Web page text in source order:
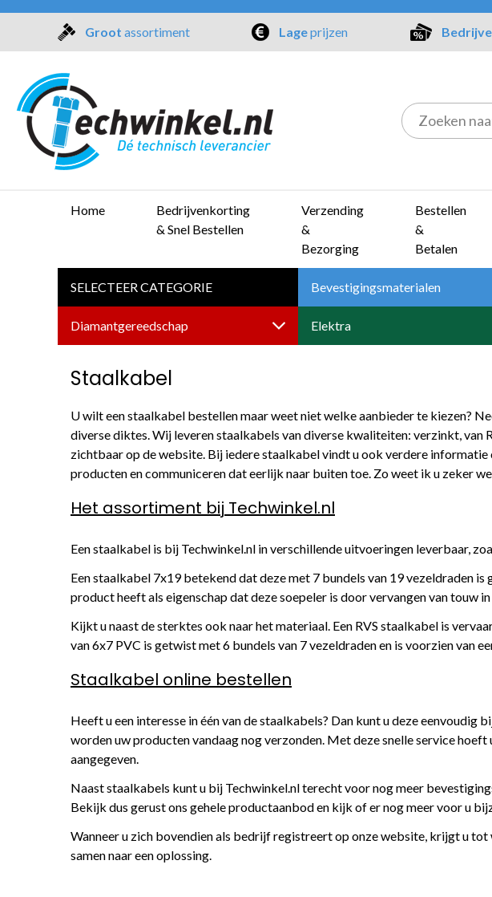
Groot assortiment Lageprijzen
Home
Bedrijvenkorting
& Snel Bestellen
Verzending
&
Bezorging
Bestellen
&
Betalen
SELECTEER CATEGORIE Bevestigingsmaterialen
Diamantgereedschap Elektra
Staalkabel
U wilt een staalkabel bestellen maar weet niet welke aanbieder te kiezen?
diverse diktes. Wij leveren staalkabels van diverse kwaliteiten: verzinkt, van
zichtbaar op de website. Bij iedere staalkabel vindt u ook verdere
producten en communiceren dat eerlijk naar buiten toe. Zo weet ik u zeker
Het assortiment bij Techwinkel.nl
Een staalkabel is bij Techwinkel.nl in verschillende uitvoeringen leverbaar,
Een staalkabel 7x19 betekend dat deze met 7 bundels van 19 vezeldraden
product heeft als eigenschap dat deze soepeler is door vervangen van touw
Kijkt u naast de sterktes ook naar het materiaal. Een RVS staalkabel is
van 6x7 PVC is getwist met 6 bundels van 7 vezeldraden en is voorzien van
Staalkabel online bestellen
Heeft u een interesse in één van de staalkabels? Dan kunt u deze
worden uw producten vandaag nog verzonden. Met deze snelle service
aangegeven.
Naast staalkabels kunt u bij Techwinkel.nl terecht voor nog meer
Bekijk dus gerust ons gehele productaanbod en kijk of er nog meer voor u
Wanneer u zich bovendien als bedrijf registreert op onze website, krijgt u
samen naar een oplossing.